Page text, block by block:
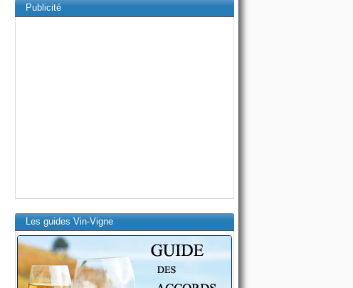
Publicité
Les guides Vin-Vigne